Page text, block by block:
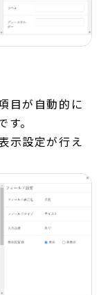
目が自動的に
。
示設定が行え